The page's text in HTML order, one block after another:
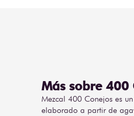
Más sobre 400
Mezcal 400 Conejos es
elaborado a partir de